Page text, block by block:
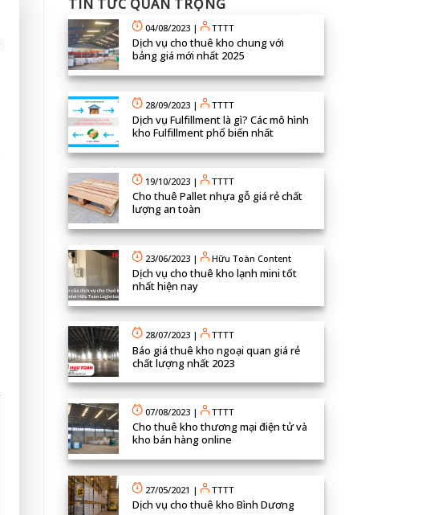
TIN TỨC QUAN TRỌNG
04/08/2023 | TTTT
Dịch vụ cho thuê kho chung với
bảng giá mới nhất 2025
28/09/2023 | TTTT
Dịch vụ Fulfillment là gì? Các mô hình
kho Fulfillment phổ biến nhất
19/10/2023 | TTTT
Cho thuê Pallet nhựa gỗ giá rẻ chất
lượng an toàn
23/06/2023 | Hữu Toàn Content
Dịch vụ cho thuê kho lạnh mini tốt
nhất hiện nay
28/07/2023 | TTTT
Báo giá thuê kho ngoại quan giá rẻ
chất lượng nhất 2023
07/08/2023 | TTTT
Cho thuê kho thương mại điện tử và
kho bán hàng online
27/05/2021 | TTTT
Dịch vụ cho thuê kho Bình Dương